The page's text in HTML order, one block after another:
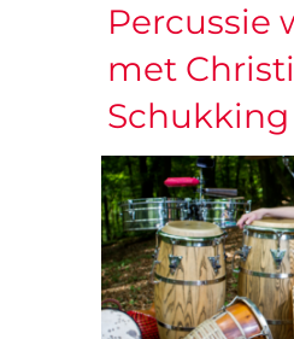
WELKOM
ORGANISATIE
VRIJWILLIGERS &
Percussie
met
Schukking